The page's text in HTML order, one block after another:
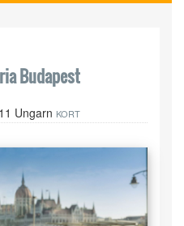
Budapest
Ungarn KORT